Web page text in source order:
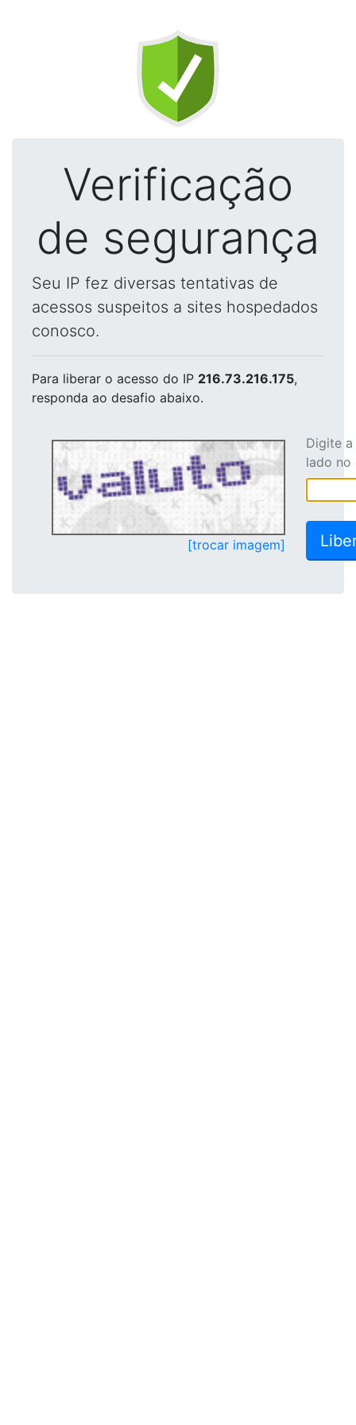
Verificação
de segurança
Seu IP fez diversas tentativas de
acessos suspeitos a sites hospedados
conosco.
Para liberar o acesso do IP 216.73.216.175,
responda ao desafio abaixo.
[trocar imagem]
Digite
lado no